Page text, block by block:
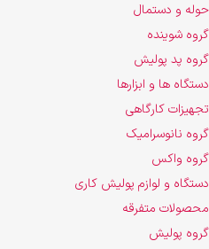
حوله و دستمال
گروه شوینده
گروه پد پولیش
دستگاه ها و ابزارها
تجهیزات کارگاهی
گروه نانوسرامیک
گروه واکس
دستگاه و لوازم پولیش کاری
محصولات متفرقه
گروه پولیش